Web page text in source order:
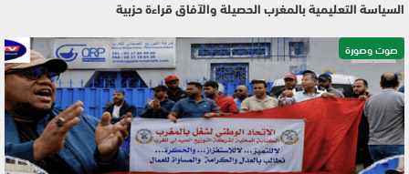
السياسة التعليمية بالمغرب الحصيلة والآفاق قراءة حزبية
صوت وصورة